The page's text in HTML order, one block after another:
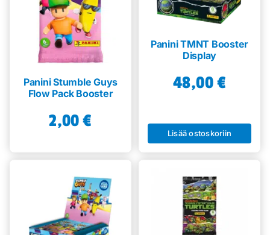
Panini Stumble Guys
Flow Pack Booster
2,00€
Panini TMNT Booster
Display
48,00€
Lisää ostoskoriin